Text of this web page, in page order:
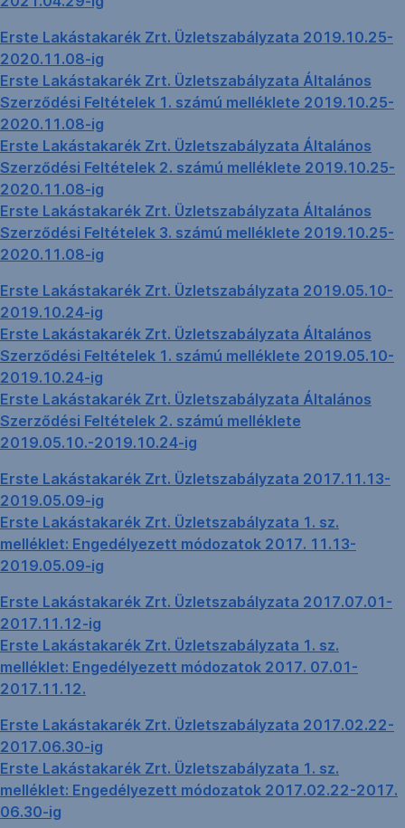
Erste Lakástakarék Zrt. Üzletszabályzata 2019.10.25-
2020.11.08-ig
Erste Lakástakarék Zrt. Üzletszabályzata Általános
Szerződési Feltételek 1. számú melléklete 2019.10.25-
2020.11.08-ig
Erste Lakástakarék Zrt. Üzletszabályzata Általános
Szerződési Feltételek 2. számú melléklete 2019.10.25-
2020.11.08-ig
Erste Lakástakarék Zrt. Üzletszabályzata Általános
Szerződési Feltételek 3. számú melléklete 2019.10.25-
2020.11.08-ig
Erste Lakástakarék Zrt. Üzletszabályzata 2019.05.10-
2019.10.24-ig
Erste Lakástakarék Zrt. Üzletszabályzata Általános
Szerződési Feltételek 1. számú melléklete 2019.05.10-
2019.10.24-ig
Erste Lakástakarék Zrt. Üzletszabályzata Általános
Szerződési Feltételek 2. számú melléklete
2019.05.10.-2019.10.24-ig
Erste Lakástakarék Zrt. Üzletszabályzata 2017.11.13-
2019.05.09-ig
Erste Lakástakarék Zrt. Üzletszabályzata 1. sz.
melléklet: Engedélyezett módozatok 2017. 11.13-
2019.05.09-ig
Erste Lakástakarék Zrt. Üzletszabályzata 2017.07.01-
2017.11.12-ig
Erste Lakástakarék Zrt. Üzletszabályzata 1. sz.
melléklet: Engedélyezett módozatok 2017. 07.01-
2017.11.12.
Erste Lakástakarék Zrt. Üzletszabályzata 2017.02.22-
2017.06.30-ig
Erste Lakástakarék Zrt. Üzletszabályzata 1. sz.
melléklet: Engedélyezett módozatok 2017.02.22-2017.
06.30-ig